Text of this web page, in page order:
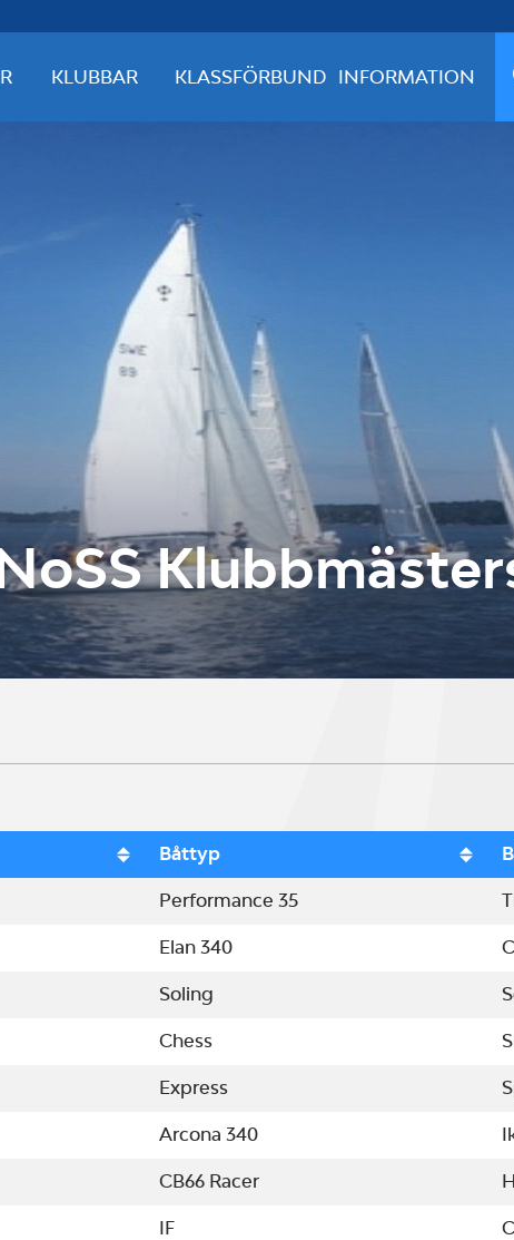
KLUBBAR KLASSFÖRBUND INFORMATION
Båttyp
Performance 35
Elan 340
Soling
Chess
Express
Arcona 340
CB66 Racer
IF